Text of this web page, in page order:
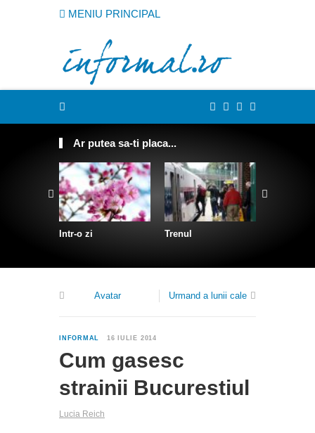
MENIU PRINCIPAL
Ar putea sa-ti placa...
Intr-o zi Trenul
Avatar Urmand a lunii cale
INFORMAL 16 IULIE 2014
Cum gasesc
strainii Bucurestiul
Lucia Reich